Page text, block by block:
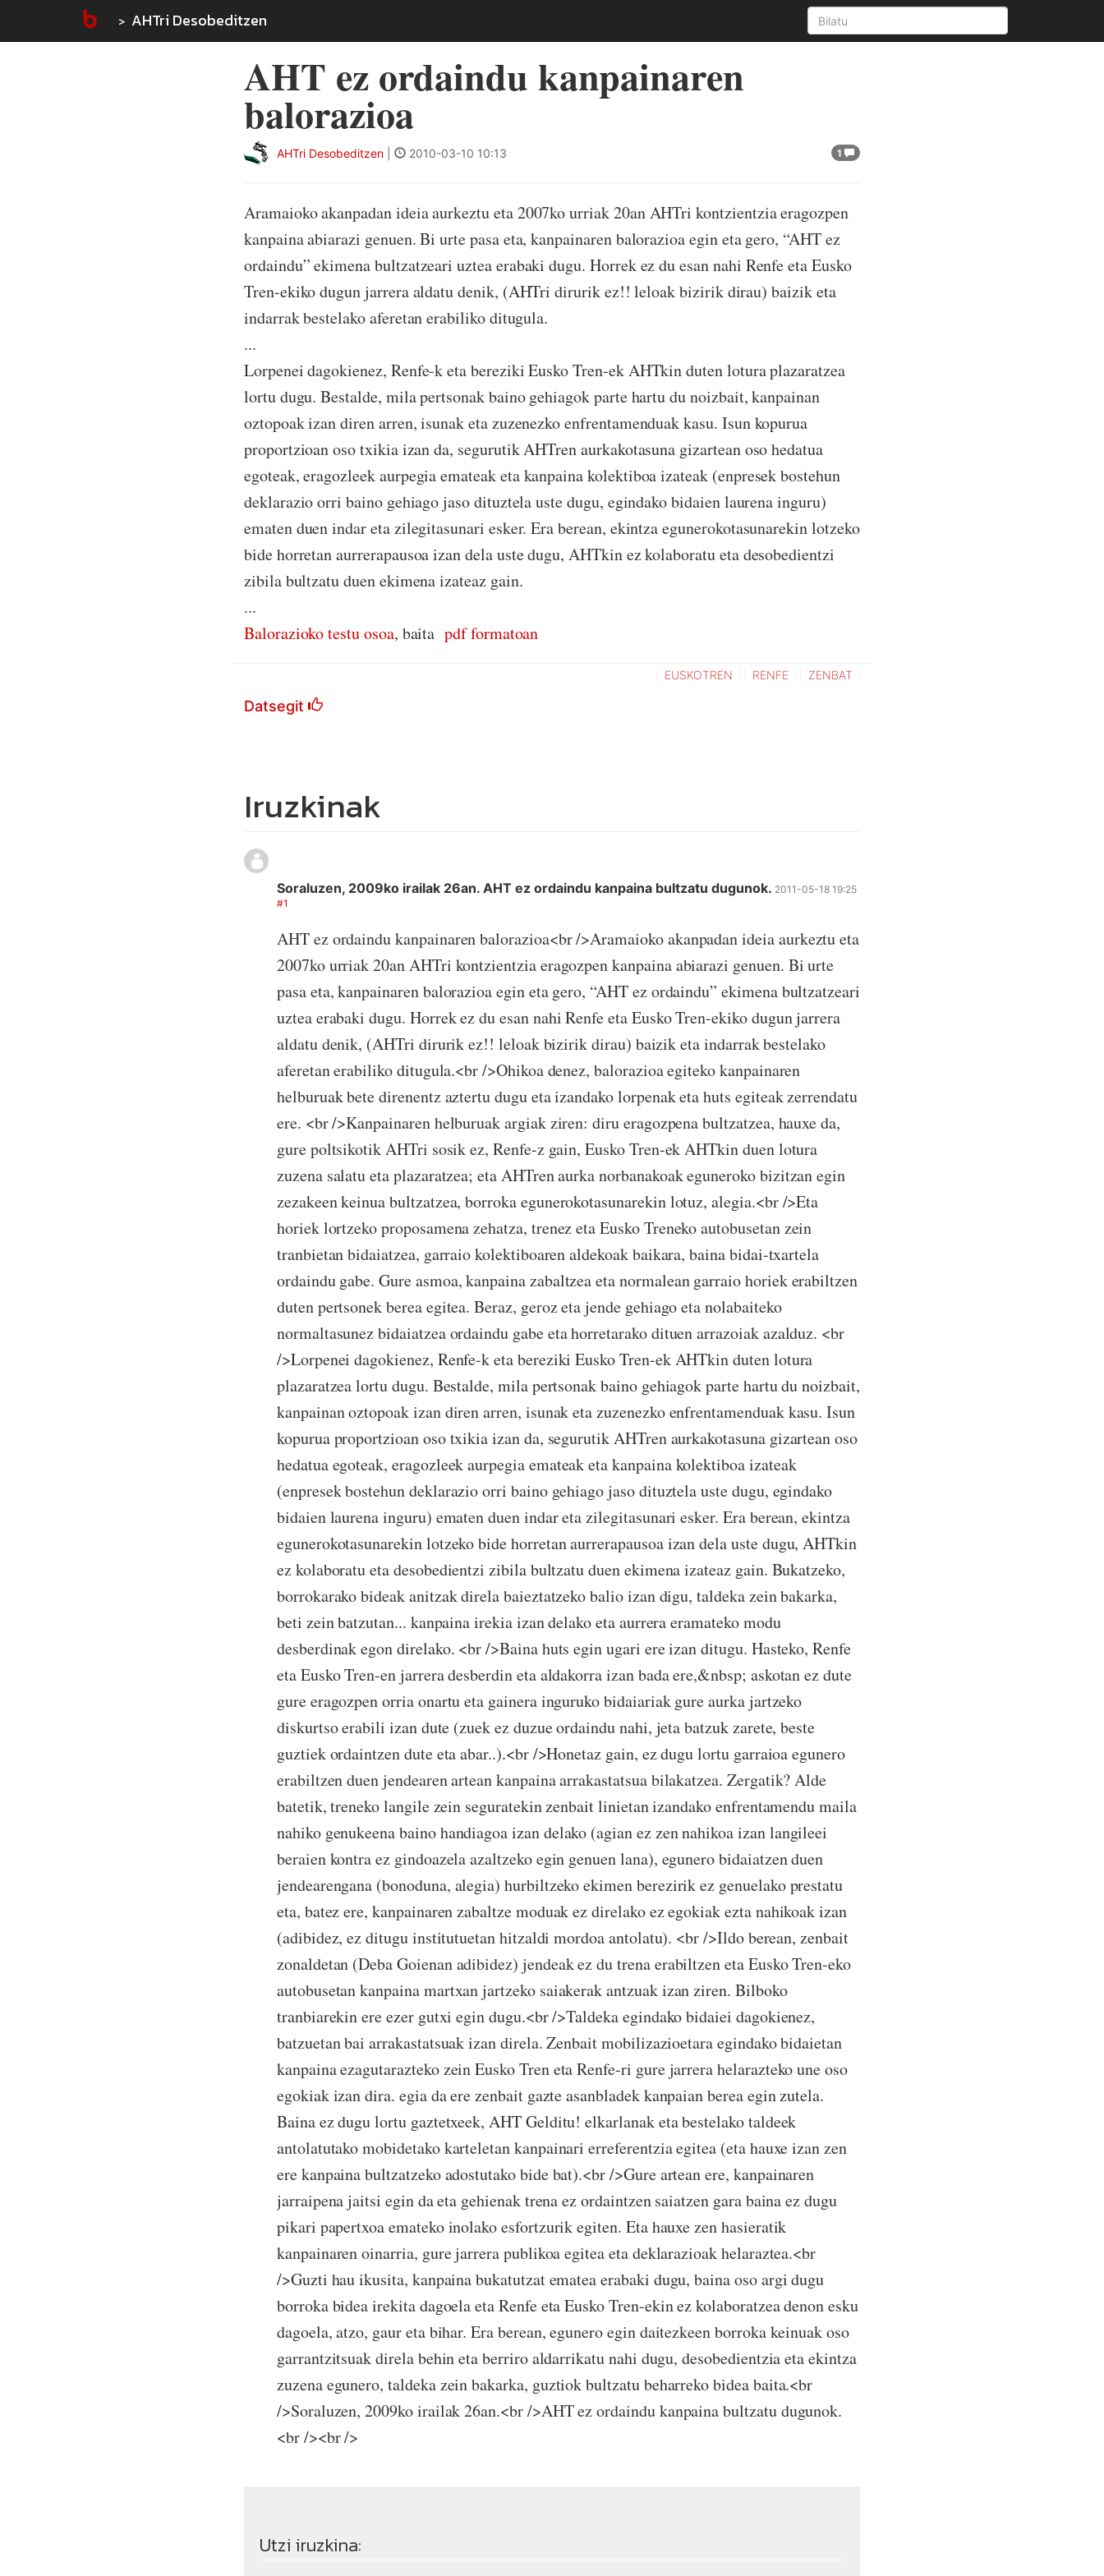
AHTri Desobeditzen
AHT ez ordaindu kanpainaren
balorazioa
AHTri Desobeditzen 2010-03-10 10:13 1
Aramaioko akanpadan ideia aurkeztu eta 2007ko urriak 20an AHTri kontzientzia eragozpen
kanpaina abiarazi genuen. Bi urte pasa eta, kanpainaren balorazioa egin eta gero, “AHT ez
ordaindu” ekimena bultzatzeari uztea erabaki dugu. Horrek ez du esan nahi Renfe eta Eusko
Tren-ekiko dugun jarrera aldatu denik, (AHTri dirurik ez!! leloak bizirik dirau) baizik eta
indarrak bestelako aferetan erabiliko ditugula.
...
Lorpenei dagokienez, Renfe-k eta bereziki Eusko Tren-ek AHTkin duten lotura plazaratzea
lortu dugu. Bestalde, mila pertsonak baino gehiagok parte hartu du noizbait, kanpainan
oztopoak izan diren arren, isunak eta zuzenezko enfrentamenduak kasu. Isun kopurua
proportzioan oso txikia izan da, segurutik AHTren aurkakotasuna gizartean oso hedatua
egoteak, eragozleek aurpegia emateak eta kanpaina kolektiboa izateak (enpresek bostehun
deklarazio orri baino gehiago jaso dituztela uste dugu, egindako bidaien laurena inguru)
ematen duen indar eta zilegitasunari esker. Era berean, ekintza egunerokotasunarekin lotzeko
bide horretan aurrerapausoa izan dela uste dugu, AHTkin ez kolaboratu eta desobedientzi
zibila bultzatu duen ekimena izateaz gain.
...
Balorazioko testu osoa, baitapdf formatoan
Datsegit
EUSKOTREN RENFE ZENBAT
Iruzkinak
Soraluzen, 2009ko irailak 26an. AHT ez ordaindu kanpaina bultzatu dugunok. 2011-05-18 19:25
#1
AHT ez ordaindu kanpainaren balorazioa<br />Aramaioko akanpadan ideia aurkeztu eta
2007ko urriak 20an AHTri kontzientzia eragozpen kanpaina abiarazi genuen. Bi urte
pasa eta, kanpainaren balorazioa egin eta gero, “AHT ez ordaindu” ekimena bultzatzeari
uztea erabaki dugu. Horrek ez du esan nahi Renfe eta Eusko Tren-ekiko dugun jarrera
aldatu denik, (AHTri dirurik ez!! leloak bizirik dirau) baizik eta indarrak bestelako
aferetan erabiliko ditugula.<br />Ohikoa denez, balorazioa egiteko kanpainaren
helburuak bete direnentz aztertu dugu eta izandako lorpenak eta huts egiteak zerrendatu
ere. <br />Kanpainaren helburuak argiak ziren: diru eragozpena bultzatzea, hauxe da,
gure poltsikotik AHTri sosik ez, Renfe-z gain, Eusko Tren-ek AHTkin duen lotura
zuzena salatu eta plazaratzea; eta AHTren aurka norbanakoak eguneroko bizitzan egin
zezakeen keinua bultzatzea, borroka egunerokotasunarekin lotuz, alegia.<br />Eta
horiek lortzeko proposamena zehatza, trenez eta Eusko Treneko autobusetan zein
tranbietan bidaiatzea, garraio kolektiboaren aldekoak baikara, baina bidai-txartela
ordaindu gabe. Gure asmoa, kanpaina zabaltzea eta normalean garraio horiek erabiltzen
duten pertsonek berea egitea. Beraz, geroz eta jende gehiago eta nolabaiteko
normaltasunez bidaiatzea ordaindu gabe eta horretarako dituen arrazoiak azalduz. <br
/>Lorpenei dagokienez, Renfe-k eta bereziki Eusko Tren-ek AHTkin duten lotura
plazaratzea lortu dugu. Bestalde, mila pertsonak baino gehiagok parte hartu du noizbait,
kanpainan oztopoak izan diren arren, isunak eta zuzenezko enfrentamenduak kasu. Isun
kopurua proportzioan oso txikia izan da, segurutik AHTren aurkakotasuna gizartean oso
hedatua egoteak, eragozleek aurpegia emateak eta kanpaina kolektiboa izateak
(enpresek bostehun deklarazio orri baino gehiago jaso dituztela uste dugu, egindako
bidaien laurena inguru) ematen duen indar eta zilegitasunari esker. Era berean, ekintza
egunerokotasunarekin lotzeko bide horretan aurrerapausoa izan dela uste dugu, AHTkin
ez kolaboratu eta desobedientzi zibila bultzatu duen ekimena izateaz gain. Bukatzeko,
borrokarako bideak anitzak direla baieztatzeko balio izan digu, taldeka zein bakarka,
beti zein batzutan... kanpaina irekia izan delako eta aurrera eramateko modu
desberdinak egon direlako. <br />Baina huts egin ugari ere izan ditugu. Hasteko, Renfe
eta Eusko Tren-en jarrera desberdin eta aldakorra izan bada ere,&nbsp; askotan ez dute
gure eragozpen orria onartu eta gainera inguruko bidaiariak gure aurka jartzeko
diskurtso erabili izan dute (zuek ez duzue ordaindu nahi, jeta batzuk zarete, beste
guztiek ordaintzen dute eta abar..).<br />Honetaz gain, ez dugu lortu garraioa egunero
erabiltzen duen jendearen artean kanpaina arrakastatsua bilakatzea. Zergatik? Alde
batetik, treneko langile zein seguratekin zenbait linietan izandako enfrentamendu maila
nahiko genukeena baino handiagoa izan delako (agian ez zen nahikoa izan langileei
beraien kontra ez gindoazela azaltzeko egin genuen lana), egunero bidaiatzen duen
jendearengana (bonoduna, alegia) hurbiltzeko ekimen berezirik ez genuelako prestatu
eta, batez ere, kanpainaren zabaltze moduak ez direlako ez egokiak ezta nahikoak izan
(adibidez, ez ditugu institutuetan hitzaldi mordoa antolatu). <br />Ildo berean, zenbait
zonaldetan (Deba Goienan adibidez) jendeak ez du trena erabiltzen eta Eusko Tren-eko
autobusetan kanpaina martxan jartzeko saiakerak antzuak izan ziren. Bilboko
tranbiarekin ere ezer gutxi egin dugu.<br />Taldeka egindako bidaiei dagokienez,
batzuetan bai arrakastatsuak izan direla. Zenbait mobilizazioetara egindako bidaietan
kanpaina ezagutarazteko zein Eusko Tren eta Renfe-ri gure jarrera helarazteko une oso
egokiak izan dira. egia da ere zenbait gazte asanbladek kanpaian berea egin zutela.
Baina ez dugu lortu gaztetxeek, AHT Gelditu! elkarlanak eta bestelako taldeek
antolatutako mobidetako karteletan kanpainari erreferentzia egitea (eta hauxe izan zen
ere kanpaina bultzatzeko adostutako bide bat).<br />Gure artean ere, kanpainaren
jarraipena jaitsi egin da eta gehienak trena ez ordaintzen saiatzen gara baina ez dugu
pikari papertxoa emateko inolako esfortzurik egiten. Eta hauxe zen hasieratik
kanpainaren oinarria, gure jarrera publikoa egitea eta deklarazioak helaraztea.<br
/>Guzti hau ikusita, kanpaina bukatutzat ematea erabaki dugu, baina oso argi dugu
borroka bidea irekita dagoela eta Renfe eta Eusko Tren-ekin ez kolaboratzea denon esku
dagoela, atzo, gaur eta bihar. Era berean, egunero egin daitezkeen borroka keinuak oso
garrantzitsuak direla behin eta berriro aldarrikatu nahi dugu, desobedientzia eta ekintza
zuzena egunero, taldeka zein bakarka, guztiok bultzatu beharreko bidea baita.<br
/>Soraluzen, 2009ko irailak 26an.<br />AHT ez ordaindu kanpaina bultzatu dugunok.
<br /><br />
Utzi iruzkina: